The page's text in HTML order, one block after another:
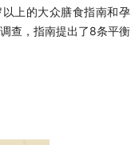
上的大众膳食指南和孕
查，指南提出了8条平衡